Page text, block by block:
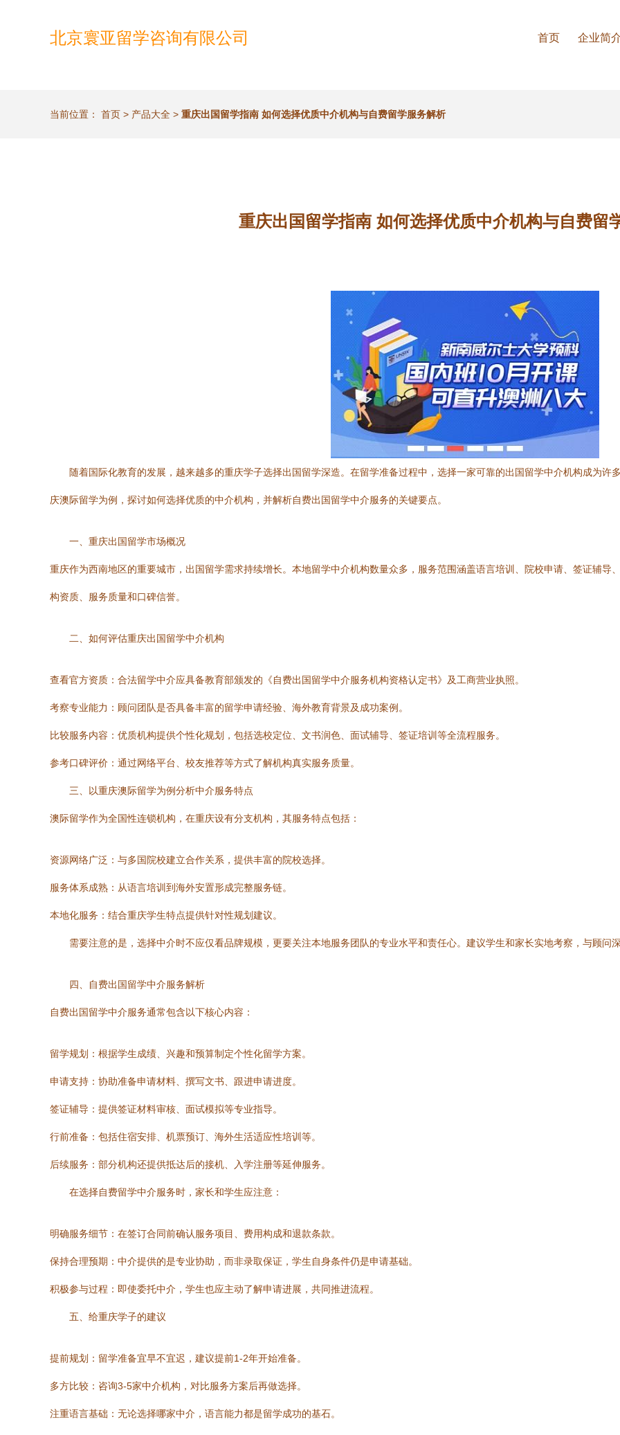
北京寰亚留学咨询有限公司 首页 企业简
当前位置： 首页 > 产品大全 > 重庆出国留学指南 如何选择优质中介机构与自费留学服务解析
重庆出国留学指南 如何选择优质中介机构与自费留
随着国际化教育的发展，越来越多的重庆学子选择出国留学深造。在留学准备过程中，选择一家可靠的出国留学中介机构成为许
庆澳际留学为例，探讨如何选择优质的中介机构，并解析自费出国留学中介服务的关键要点。
一、重庆出国留学市场概况
重庆作为西南地区的重要城市，出国留学需求持续增长。本地留学中介机构数量众多，服务范围涵盖语言培训、院校申请、签证辅导
构资质、服务质量和口碑信誉。
二、如何评估重庆出国留学中介机构
查看官方资质：合法留学中介应具备教育部颁发的《自费出国留学中介服务机构资格认定书》及工商营业执照。
考察专业能力：顾问团队是否具备丰富的留学申请经验、海外教育背景及成功案例。
比较服务内容：优质机构提供个性化规划，包括选校定位、文书润色、面试辅导、签证培训等全流程服务。
参考口碑评价：通过网络平台、校友推荐等方式了解机构真实服务质量。
三、以重庆澳际留学为例分析中介服务特点
澳际留学作为全国性连锁机构，在重庆设有分支机构，其服务特点包括：
资源网络广泛：与多国院校建立合作关系，提供丰富的院校选择。
服务体系成熟：从语言培训到海外安置形成完整服务链。
本地化服务：结合重庆学生特点提供针对性规划建议。
需要注意的是，选择中介时不应仅看品牌规模，更要关注本地服务团队的专业水平和责任心。建议学生和家长实地考察，与顾问
四、自费出国留学中介服务解析
自费出国留学中介服务通常包含以下核心内容：
留学规划：根据学生成绩、兴趣和预算制定个性化留学方案。
申请支持：协助准备申请材料、撰写文书、跟进申请进度。
签证辅导：提供签证材料审核、面试模拟等专业指导。
行前准备：包括住宿安排、机票预订、海外生活适应性培训等。
后续服务：部分机构还提供抵达后的接机、入学注册等延伸服务。
在选择自费留学中介服务时，家长和学生应注意：
明确服务细节：在签订合同前确认服务项目、费用构成和退款条款。
保持合理预期：中介提供的是专业协助，而非录取保证，学生自身条件仍是申请基础。
积极参与过程：即使委托中介，学生也应主动了解申请进展，共同推进流程。
五、给重庆学子的建议
提前规划：留学准备宜早不宜迟，建议提前1-2年开始准备。
多方比较：咨询3-5家中介机构，对比服务方案后再做选择。
注重语言基础：无论选择哪家中介，语言能力都是留学成功的基石。